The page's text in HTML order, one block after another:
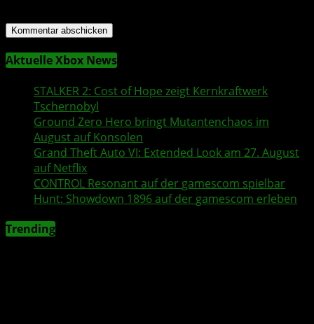
Aktuelle Xbox News
STALKER 2: Cost of Hope zeigt Kernkraftwerk
Tschernobyl
Ground Zero Hero bringt Mutantenchaos im
August auf Konsolen
Grand Theft Auto VI: Extended Look am 27. August
aufNetflix
CONTROL Resonantauf der gamescom spielbar
Hunt: Showdown 1896auf der gamescom erleben
Trending